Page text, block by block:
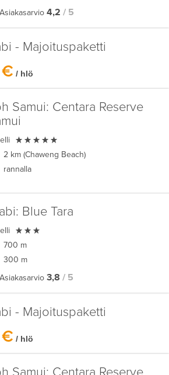
Asiakasarvio 4,2 / 5
- Majoituspaketti
/ hlö
Samui: Centara Reserve

2 km (Chaweng Beach)
rannalla
Blue Tara

700 m
300 m
Asiakasarvio 3,8 / 5
- Majoituspaketti
/ hlö